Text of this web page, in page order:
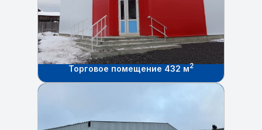
Торговое помещение 432 м2